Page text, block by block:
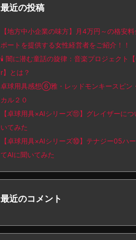
最近の投稿
【地方中小企業の味方】月4万円～の格安
ポートを提供する女性経営者をご紹介！！
🕯️ 闇に潜む童話の旋律：音楽プロジェクト
r】とは？
卓球用具感想⑥雅・レッドモンキースピン
カル２０
【卓球用具×AIシリーズ⑪】グレイザーに
いてみた
【卓球用具×AIシリーズ⑩】テナジー05ハ
てAIに聞いてみた
最近のコメント